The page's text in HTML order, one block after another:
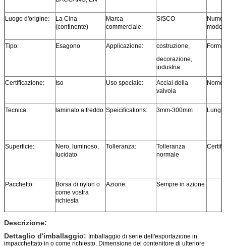
Luogo d'origine:
La Cina
(continente)
Marca
commerciale:
SISCO
Tipo: Esagono Applicazione:
costruzione,
decorazione,
industria
Forma:
Certificazione: Iso Uso speciale:
Acciai della
valvola
Nome
Tecnica: laminato a freddo Speicifications: 3mm-300mm
Superficie:
Nero, luminoso,
lucidato
Tolleranza:
Tolleranza
normale
Pacchetto:
Borsa di nylon o
come vostra
richiesta
Azione: Sempre in azione
Descrizione:
Dettaglio d'imballaggio: Imballaggio di serie dell'esportazione in
impacchettato in o come richiesto. Dimensione del contenitore di ulteriore